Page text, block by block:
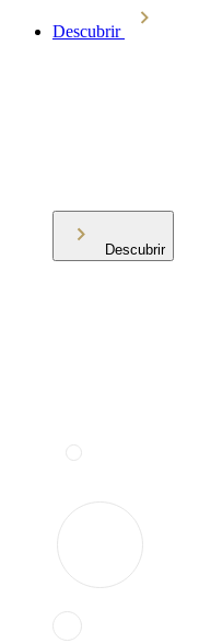
Descubrir
Descubrir